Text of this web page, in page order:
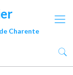
Charente